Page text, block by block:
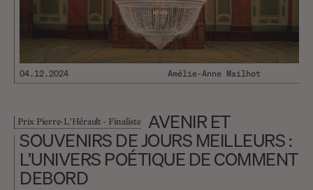
04.12.2024 Amélie-Anne Mailhot
Prix Pierre-L'Hérault - Finaliste
AVENIR ET
SOUVENIRS DE JOURS MEILLEURS :
L’UNIVERS POÉTIQUE DE COMMENT
DEBORD